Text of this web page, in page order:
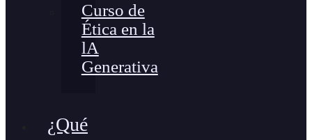
Curso de
Ética en la
lA
Generativa
¿Qué